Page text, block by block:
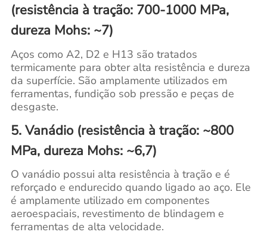
(resistência à tração: 700-1000 MPa,
dureza Mohs: ~7)
Aços como A2, D2 e H13 são tratados
termicamente para obter alta resistência e dureza
da superfície. São amplamente utilizados em
ferramentas, fundição sob pressão e peças de
desgaste.
5. Vanádio (resistência à tração: ~800
MPa, dureza Mohs: ~6,7)
O vanádio possui alta resistência à tração e é
reforçado e endurecido quando ligado ao aço. Ele
é amplamente utilizado em componentes
aeroespaciais, revestimento de blindagem e
ferramentas de alta velocidade.